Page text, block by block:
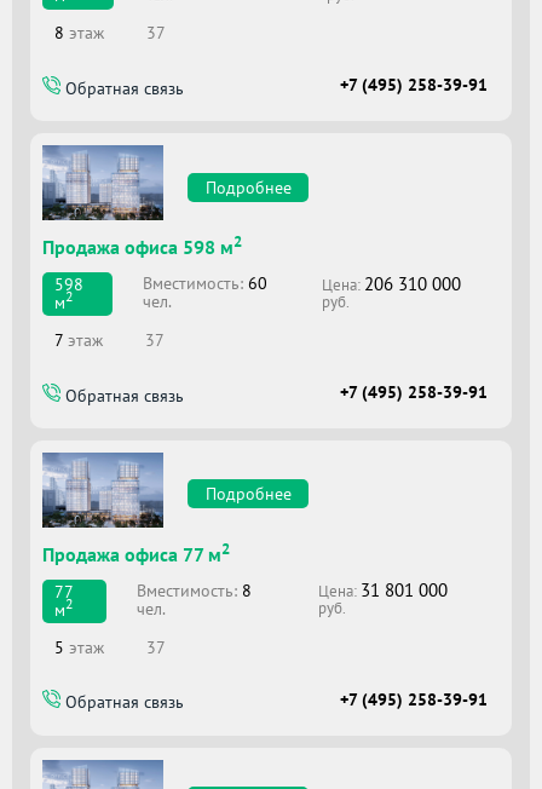
8 этаж 37
Обратная связь +7 (495) 258-39-91
Подробнее
Продажа офиса 598 м2
598
м2
Вместимоcть:60
чел.
Цена: 206 310 000
руб.
7 этаж 37
Обратная связь +7 (495) 258-39-91
Подробнее
Продажа офиса 77 м2
77
м2
Вместимоcть: 8
чел.
Цена: 31 801 000
руб.
5 этаж 37
Обратная связь +7 (495) 258-39-91